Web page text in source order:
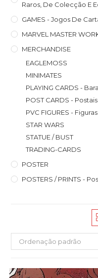
Raros, De Colecção E
GAMES - Jogos De
MARVEL MASTER
MERCHANDISE
EAGLEMOSS
MINIMATES
PLAYING CARDS -
POST CARDS - Postais
PVC FIGURES -
STAR WARS
STATUE / BUST
TRADING-CARDS
POSTER
POSTERS / PRINTS -
Ordenação padrão